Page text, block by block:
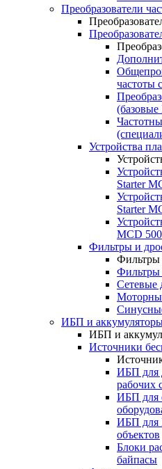
Преобразователи
частоты
Устройства
Starter
Starter
MCD 500
Фильтры и
Фильтры
Фильтры
Сетевые
ИБП и
ИБП и
Источники
ИБП для
рабочих
ИБП для
ИБП для
объектов
Блоки
байпасы